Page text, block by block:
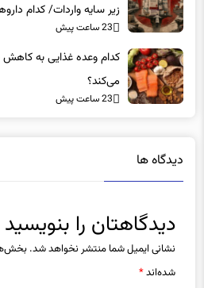
زیر سایه واردات/ کدام
«کشور سه ماه ذخیره دارویی
23 ساعت پیش
کدام وعده غذایی به
می‌کند؟
23 ساعت پیش
دیدگاه ها
دیدگاهتان را بنویسید
نشانی ایمیل شما منتشر نخواهد شد.
شده‌اند*